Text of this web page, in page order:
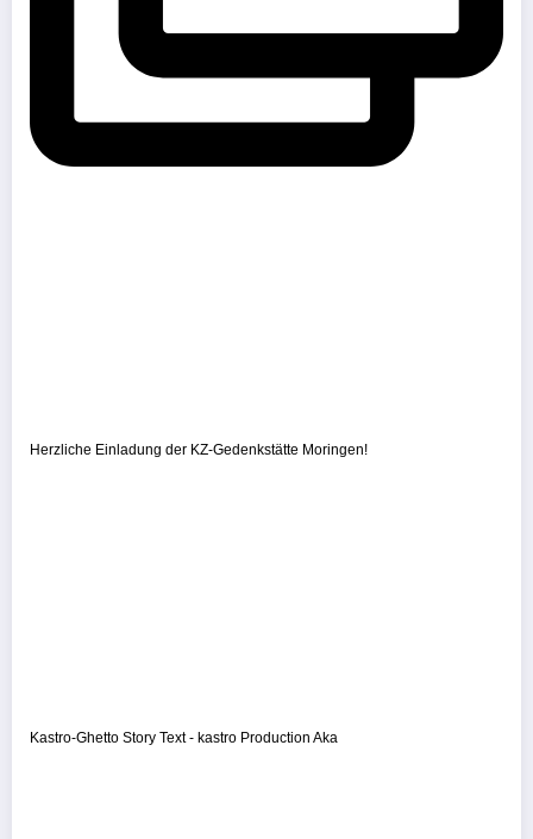
Herzliche Einladung der KZ-Gedenkstätte Moringen!
Kastro-Ghetto Story Text - kastro Production Aka